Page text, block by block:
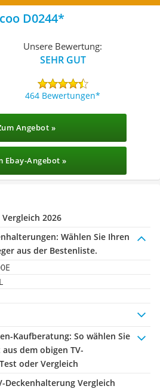
D0244
Unsere Bewertung:
SEHR GUT
464 Bewertungen
Angebot »
Ebay-Angebot »
2026
Wählen Sie Ihren
aus der Bestenliste.
Kaufberatung: So wählen Sie
dem obigen TV-
oder Vergleich
Deckenhalterung Vergleich